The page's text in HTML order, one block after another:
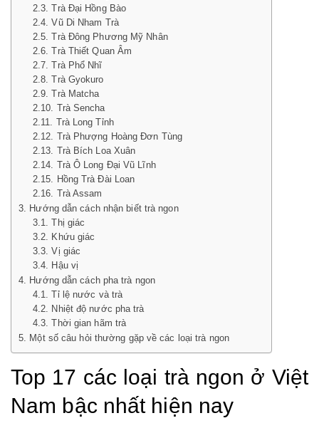
Trà Đại Hồng Bào
Vũ Di Nham Trà
Trà Đông Phương Mỹ Nhân
Trà Thiết Quan Âm
Trà Phổ Nhĩ
Trà Gyokuro
Trà Matcha
Trà Sencha
Trà Long Tỉnh
Trà Phượng Hoàng Đơn Tùng
Trà Bích Loa Xuân
Trà Ô Long Đại Vũ Lĩnh
Hồng Trà Đài Loan
Trà Assam
Hướng dẫn cách nhận biết trà ngon
Thị giác
Khứu giác
Vị giác
Hậu vị
Hướng dẫn cách pha trà ngon
Tỉ lệ nước và trà
Nhiệt độ nước pha trà
Thời gian hãm trà
Một số câu hỏi thường gặp về các loại trà ngon
Top 17 các loại trà ngon ở Việt
Nam bậc nhất hiện nay